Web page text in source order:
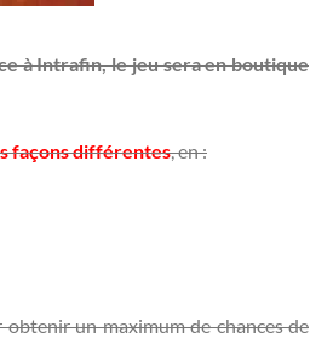
à Intrafin, le jeu sera en boutique
façons différentes, en :
un maximum de chances de